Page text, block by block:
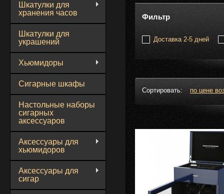
Шкатулки для
хранения часов
Шкатулки для
украшений
Хьюмидоры
Сигарные шкафы
Настольные наборы
сигарных
аксессуаров
Аксессуары для
хьюмидоров
Аксессуары для
сигар
Фильтр
Доставка 2-5 дней
Сортировать: по цене